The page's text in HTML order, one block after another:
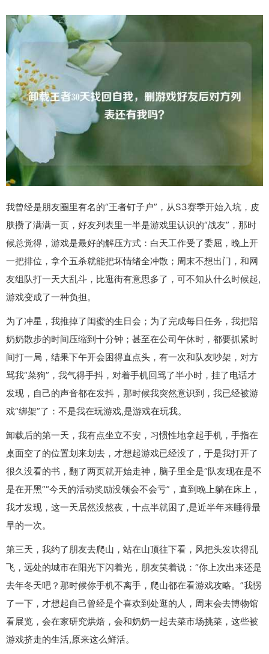
我曾经是朋友圈里有名的“王者钉子户”，从S3赛季开始入坑，皮
肤攒了满满一页，好友列表里一半是游戏里认识的“战友”，那时
候总觉得，游戏是最好的解压方式：白天工作受了委屈，晚上开
一把排位，拿个五杀就能把坏情绪全冲散；周末不想出门，和网
友组队打一天大乱斗，比逛街有意思多了，可不知从什么时候起,
游戏变成了一种负担。
为了冲星，我推掉了闺蜜的生日会；为了完成每日任务，我把陪
奶奶散步的时间压缩到十分钟；甚至在公司午休时，都要抓紧时
间打一局，结果下午开会困得直点头，有一次和队友吵架，对方
骂我“菜狗”，我气得手抖，对着手机回骂了半小时，挂了电话才
发现，自己的声音都在发抖，那时候我突然意识到，我已经被游
戏“绑架”了：不是我在玩游戏,是游戏在玩我。
卸载后的第一天，我有点坐立不安，习惯性地拿起手机，手指在
桌面空了的位置划来划去，才想起游戏已经没了，于是我打开了
很久没看的书，翻了两页就开始走神，脑子里全是“队友现在是不
是在开黑”“今天的活动奖励没领会不会亏”，直到晚上躺在床上，
我才发现，这一天居然没熬夜，十点半就困了,是近半年来睡得最
早的一次。
第三天，我约了朋友去爬山，站在山顶往下看，风把头发吹得乱
飞，远处的城市在阳光下闪着光，朋友笑着说：“你上次出来还是
去年冬天吧？那时候你手机不离手，爬山都在看游戏攻略。”我愣
了一下，才想起自己曾经是个喜欢到处逛的人，周末会去博物馆
看展览，会在家研究烘焙，会和奶奶一起去菜市场挑菜，这些被
游戏挤走的生活,原来这么鲜活。